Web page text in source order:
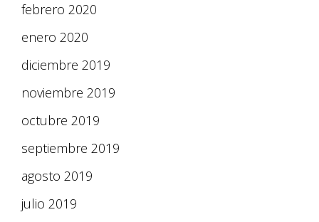
febrero 2020
enero 2020
diciembre 2019
noviembre 2019
octubre 2019
septiembre 2019
agosto 2019
julio 2019